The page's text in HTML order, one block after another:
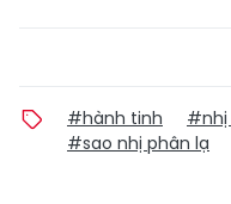
#hành tinh #nhị
#sao nhị phân lạ